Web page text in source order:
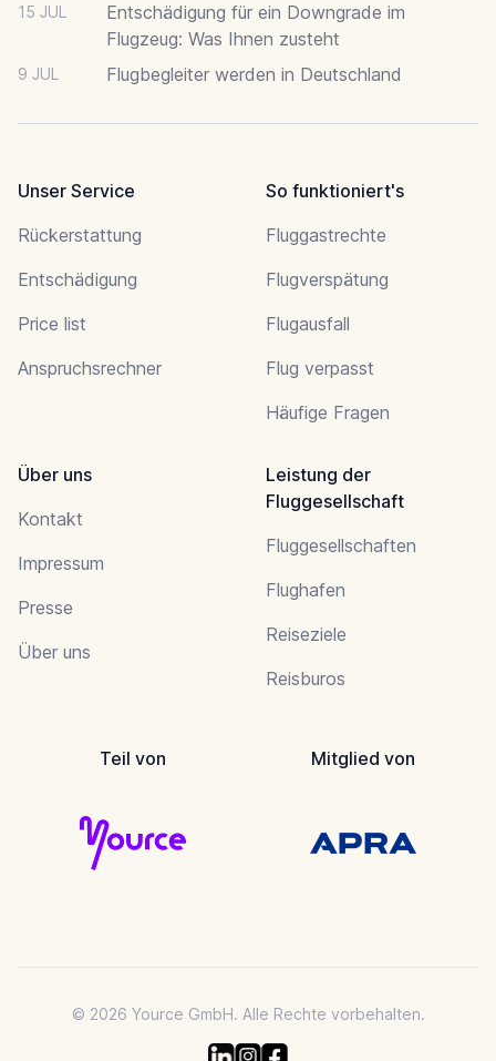
15 JUL
Entschädigung für ein Downgrade im
Flugzeug: Was Ihnen zusteht
9 JUL Flugbegleiter werden in Deutschland
Unser Service
Rückerstattung
Entschädigung
Price list
Anspruchsrechner
So funktioniert's
Fluggastrechte
Flugverspätung
Flugausfall
Flug verpasst
Häufige Fragen
Über uns
Kontakt
Impressum
Presse
Über uns
Leistung der
Fluggesellschaft
Fluggesellschaften
Flughafen
Reiseziele
Reisburos
Teil von Mitglied von
© 2026 Yource GmbH. Alle Rechte vorbehalten.